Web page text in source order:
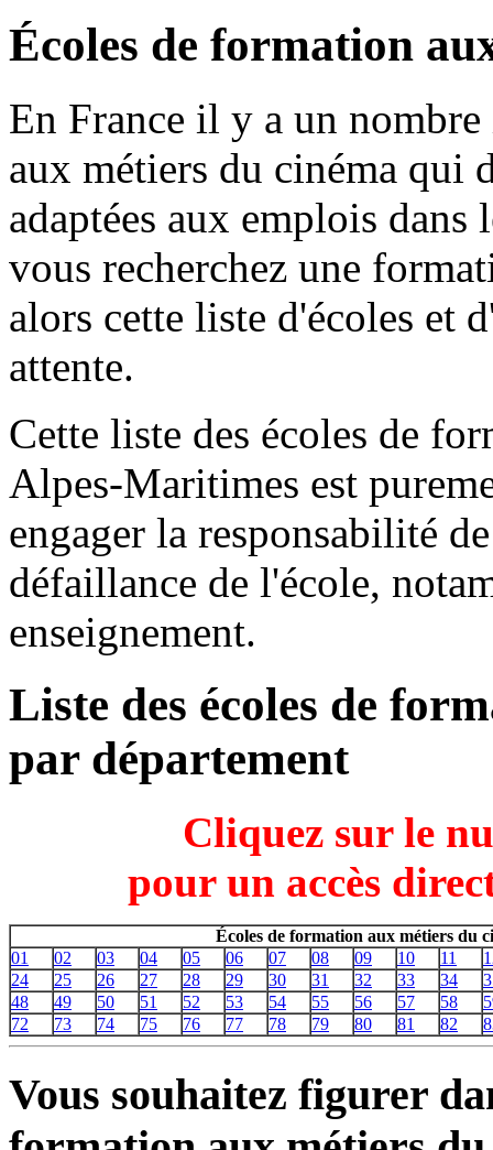
Écoles de formation
En France il y a un
aux métiers du cinéma qui
adaptées aux emplois
vous recherchez une
alors cette liste d'écoles et
attente.
Cette liste des écoles de
Alpes-Maritimes est
engager la responsabilité
défaillance de l'école,
enseignement.
Liste des écoles de
par département
Cliquez sur le
pour un accès
Écoles de formation aux métiers du
01
02 03 04 05 06 07 08 09 10 11
24
25 26 27 28 29 30 31 32 33 34
48
49 50 51 52 53 54 55 56 57 58
72
73 74 75 76 77 78 79 80 81 82
Vous souhaitez figurer